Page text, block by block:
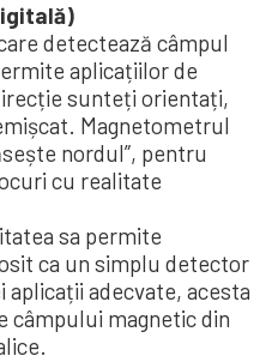
detectează câmpul
aplicațiilor de
sunteți orientați,
Magnetometrul
nordul”, pentru
cu realitate
sa permite
ca un simplu detector
adecvate, acesta
câmpului magnetic din